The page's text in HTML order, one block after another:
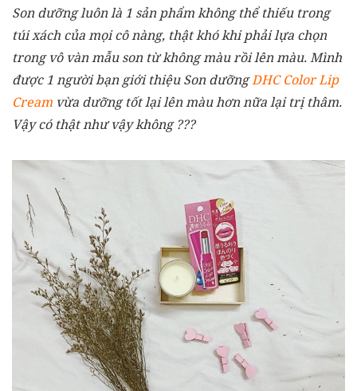
Son dưỡng luôn là 1 sản phẩm không thể thiếu trong
túi xách của mọi cô nàng, thật khó khi phải lựa chọn
trong vô vàn mẫu son từ không màu rồi lên màu. Mình
được 1 người bạn giới thiệu Son dưỡngDHC Color Lip
Cream vừa dưỡng tốt lại lên màu hơn nữa lại trị thâm.
Vậy có thật như vậy không ???